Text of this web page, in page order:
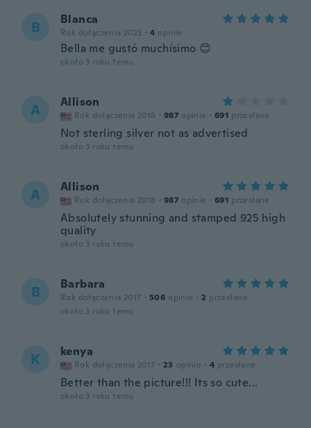
B Blanca
Rok dołączenia 2023 · 4 opinie
Bella me gustó muchísimo 😊
około 3 roku temu
A Allison
Rok dołączenia 2018 · 987 opinie · 691 przesłane
Not sterling silver not as advertised
około 3 roku temu
A Allison
Rok dołączenia 2018 · 987 opinie · 691 przesłane
Absolutely stunning and stamped 925 high
quality
około 3 roku temu
B Barbara
Rok dołączenia 2017 · 506 opinie · 2 przesłane
około 3 roku temu
K kenya
Rok dołączenia 2017 · 23 opinie · 4 przesłane
Better than the picture!!! Its so cute...
około 3 roku temu